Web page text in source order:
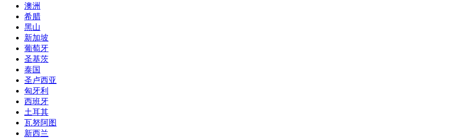
澳洲
希腊
黑山
新加坡
葡萄牙
圣基茨
泰国
圣卢西亚
匈牙利
西班牙
土耳其
瓦努阿图
新西兰